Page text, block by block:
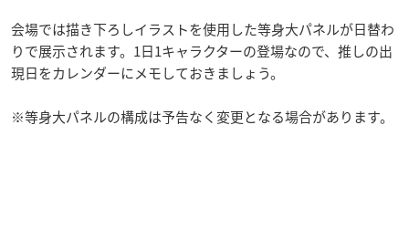
会場では描き下ろしイラストを使用した等身大パネルが日替わ
りで展示されます。1日1キャラクターの登場なので、推しの出
現日をカレンダーにメモしておきましょう。
※等身大パネルの構成は予告なく変更となる場合があります。